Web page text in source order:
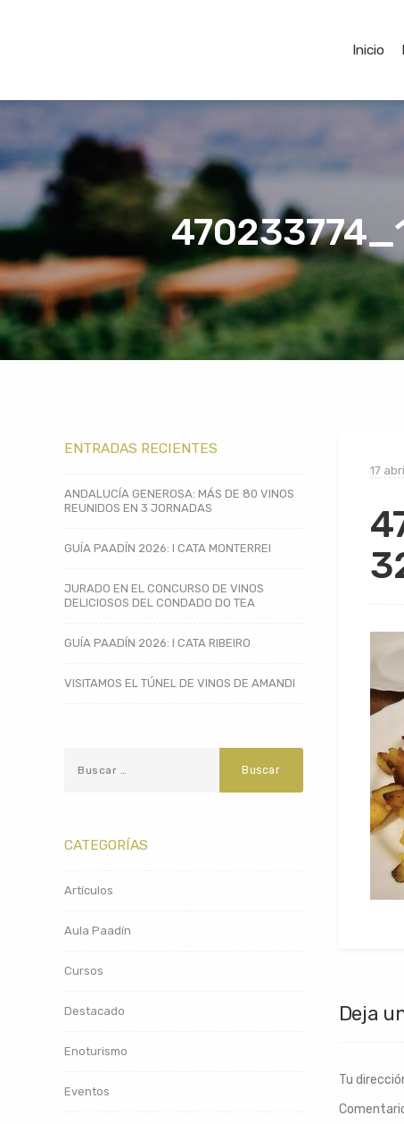
Inicio
17
Deja
Tu
ENTRADAS RECIENTES
ANDALUCÍA GENEROSA: MÁS DE 80 VINOS
REUNIDOS EN 3 JORNADAS
GUÍA PAADÍN 2026: I CATA MONTERREI
JURADO EN EL CONCURSO DE VINOS
DELICIOSOS DEL CONDADO DO TEA
GUÍA PAADÍN 2026: I CATA RIBEIRO
VISITAMOS EL TÚNEL DE VINOS DE AMANDI
CATEGORÍAS
Artículos
Aula Paadín
Cursos
Destacado
Enoturismo
Eventos